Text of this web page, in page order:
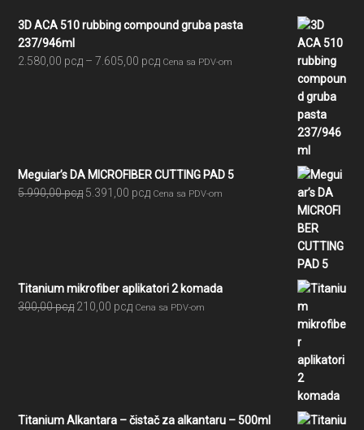
3D ACA 510 rubbing compound gruba pasta
237/946ml
2.580,00 рсд – 7.605,00 рсдRaspon
Cena sa PDV-om
Meguiar’s DA MICROFIBER CUTTING PAD 5
5.990,00рсд Originalna
5.391,00 рсдTrenutna
Cena sa PDV-om
Titanium mikrofiber aplikatori 2 komada
300,00рсд Originalna
210,00 рсдTrenutna
Cena sa PDV-om
Titanium Alkantara – čistač za alkantaru – 500ml